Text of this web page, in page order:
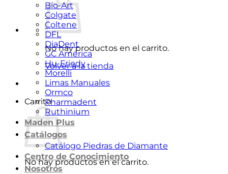
No hay productos en el carrito.
Volver a la tienda
Carrito
No hay productos en el carrito.
Bio-Art
Colgate
Coltene
DFL
DiaDent
GC América
Hu-Friedy
Morelli
Limas Manuales
Ormco
Pharmadent
Ruthinium
Maden Plus
Catálogos
Catálogo Piedras de Diamante
Centro de Conocimiento
Nosotros